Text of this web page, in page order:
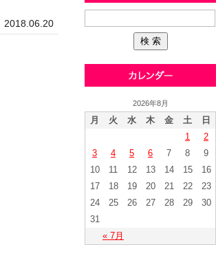
2018.06.20
2026年8月
月 火 水 木 金 土 日
« 7月
1
2
3
4 5 6 7 8
9
10
11 12 13 14 15
16
17
18 19 20 21 22
23
24
25 26 27 28 29
30
31